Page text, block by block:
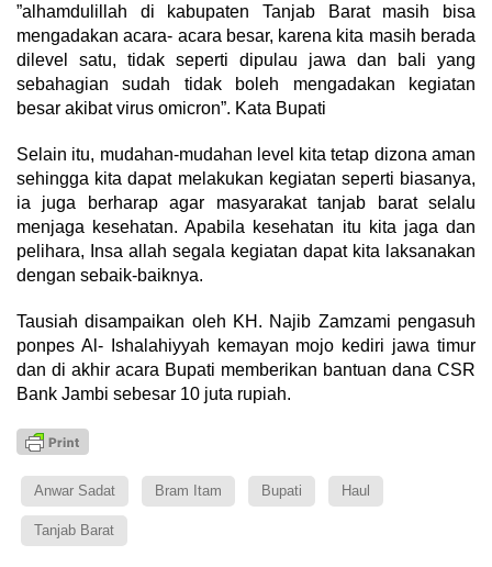
”alhamdulillah di kabupaten Tanjab Barat masih bisa
mengadakan acara- acara besar, karena kita masih berada
dilevel satu, tidak seperti dipulau jawa dan bali yang
sebahagian sudah tidak boleh mengadakan kegiatan
besar akibat virus omicron”. Kata Bupati
Selain itu, mudahan-mudahan level kita tetap dizona aman
sehingga kita dapat melakukan kegiatan seperti biasanya,
ia juga berharap agar masyarakat tanjab barat selalu
menjaga kesehatan. Apabila kesehatan itu kita jaga dan
pelihara, Insa allah segala kegiatan dapat kita laksanakan
dengan sebaik-baiknya.
Tausiah disampaikan oleh KH. Najib Zamzami pengasuh
ponpes Al- Ishalahiyyah kemayan mojo kediri jawa timur
dan di akhir acara Bupati memberikan bantuan dana CSR
Bank Jambi sebesar 10 juta rupiah.
Anwar Sadat Bram Itam Bupati Haul
Tanjab Barat